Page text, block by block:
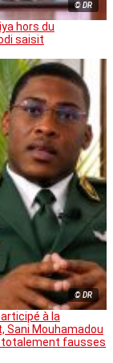
© DR
hors du
saisit
© DR
à la
Sani Mouhamadou
totalement fausses